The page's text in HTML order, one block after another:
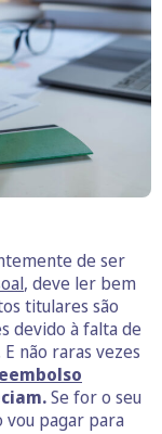
de ser
, deve ler bem
titulares são
devido à falta de
não raras vezes
Se for o seu
vou pagar para